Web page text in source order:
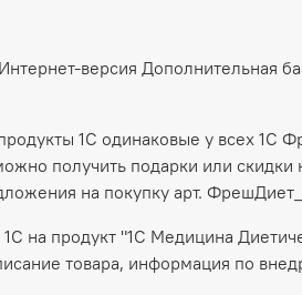
версия Дополнительная
1С одинаковые у всех 1С
получить подарки или
на покупку арт.
на продукт "1С Медицина
товара, информация по